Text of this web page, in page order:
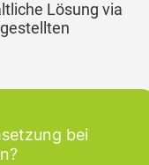
Lösung via
bei